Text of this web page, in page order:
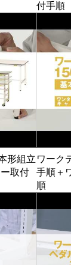
付手順
形組立
取付
ワーク
手順＋
順